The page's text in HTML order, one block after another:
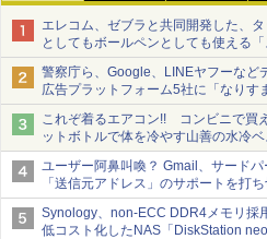
エレコム、ゼブラと共同開発した、
としてもボールペンとしても使える
スツーウェイ」発売 iPadにも紙に
えずに書き込める
警察庁ら、Google、LINEヤフーなど
広告プラットフォーム5社に「なりす
広告」対策強化を要請 著名人の写真
使った投資詐欺などへの対策として
これぞ着るエアコン!! コンビニで買
ットボトルで体を冷やす山善の水冷
ードバイクにちょうどいい【ぼっち
ど！その14】【空いた時間でなにし
ユーザー阿鼻叫喚？ Gmail、サードパ
「送信元アドレス」のサポートを打
【やじうまWatch】
Synology、non-ECC DDR4メモリ採
低コスト化したNAS「DiskStation